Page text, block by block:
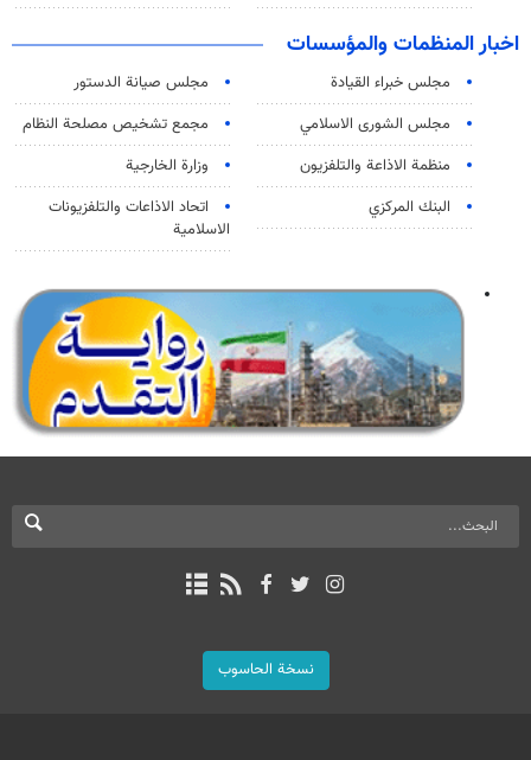
اخبار المنظمات والمؤسسات
مجلس خبراء القيادة
مجلس صيانة الدستور
مجلس الشورى الاسلامي
مجمع تشخيص مصلحة النظام
منظمة الاذاعة والتلفزیون
وزارة الخارجية
البنك المركزي
اتحاد الاذاعات والتلفزيونات
الاسلامية
نسخة الحاسوب